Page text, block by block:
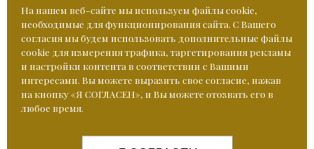
Jarní 1
360 01 Karlovy Vary
Часы работы: понедельник – пятница 8:30-16:30.
+420 224 210 001
+420 724 087 505
На нашем веб-сайте мы используем файлы cookie,
необходимые для функционирования сайта. С Вашего
согласия мы будем использовать дополнительные файлы
cookie для измерения трафика, таргетирования рекламы
и настройки контента в соответствии с Вашими
интересами. Вы можете выразить свое согласие, нажав
на кнопку «Я СОГЛАСЕН», и Вы можете отозвать его в
любое время.